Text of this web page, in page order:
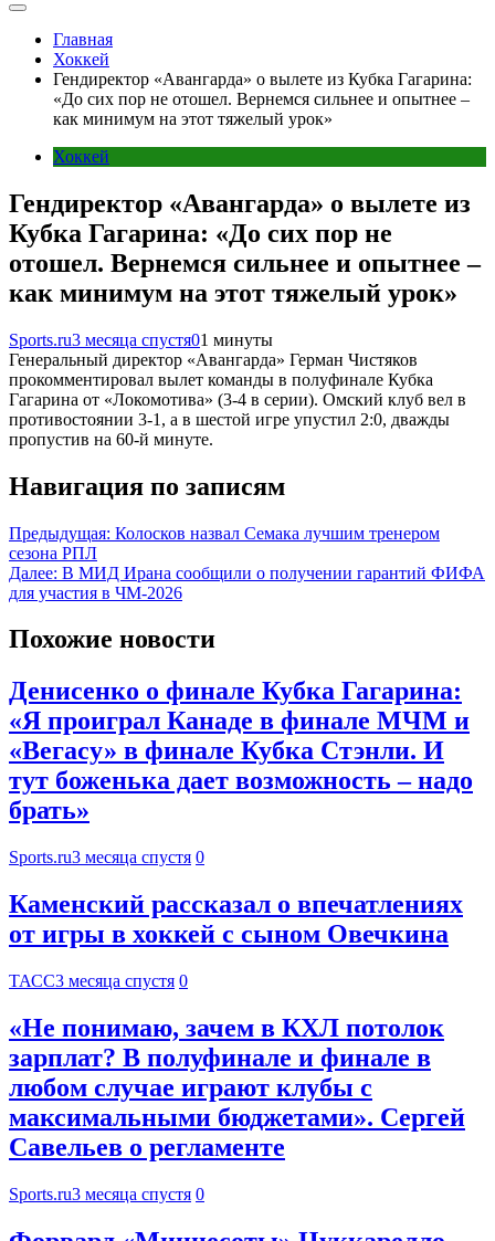
Главная
Хоккей
Гендиректор «Авангарда» о вылете из Кубка Гагарина:
«До сих пор не отошел. Вернемся сильнее и опытнее –
как минимум на этот тяжелый урок»
Хоккей
Гендиректор «Авангарда» о вылете из
Кубка Гагарина: «До сих пор не
отошел. Вернемся сильнее и опытнее –
как минимум на этот тяжелый урок»
Sports.ru3 месяца спустя01 минуты
Генеральный директор «Авангарда» Герман Чистяков
прокомментировал вылет команды в полуфинале Кубка
Гагарина от «Локомотива» (3-4 в серии). Омский клуб вел в
противостоянии 3-1, а в шестой игре упустил 2:0, дважды
пропустив на 60-й минуте.
Навигация по записям
Предыдущая: Колосков назвал Семака лучшим тренером
сезона РПЛ
Далее: В МИД Ирана сообщили о получении гарантий ФИФА
для участия в ЧМ-2026
Похожие новости
Денисенко о финале Кубка Гагарина:
«Я проиграл Канаде в финале МЧМ и
«Вегасу» в финале Кубка Стэнли. И
тут боженька дает возможность – надо
брать»
Sports.ru3 месяца спустя 0
Каменский рассказал о впечатлениях
от игры в хоккей с сыном Овечкина
ТАСС3 месяца спустя 0
«Не понимаю, зачем в КХЛ потолок
зарплат? В полуфинале и финале в
любом случае играют клубы с
максимальными бюджетами». Сергей
Савельев о регламенте
Sports.ru3 месяца спустя 0